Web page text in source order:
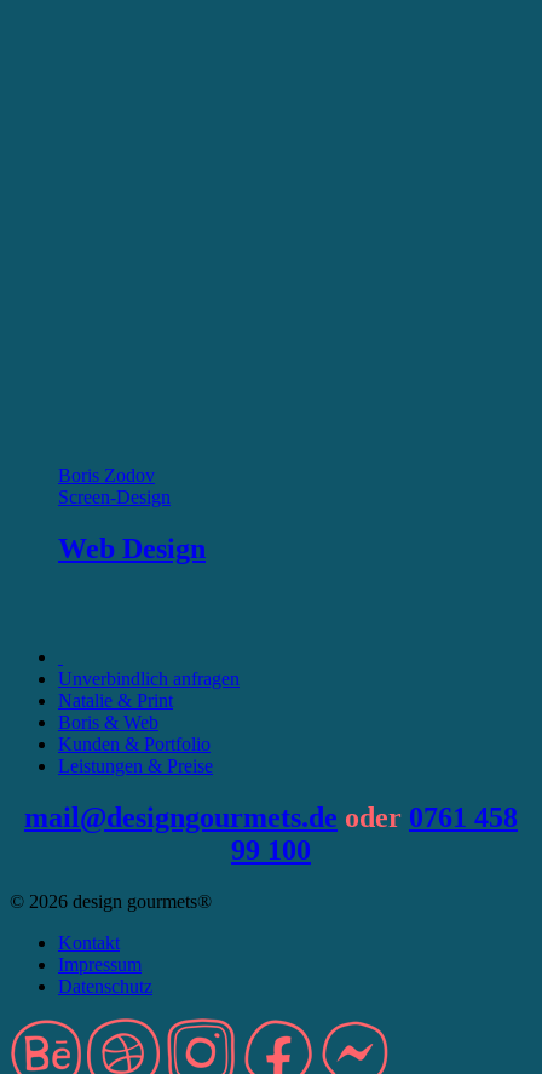
Boris Zodov
Screen-Design
Web Design
Unverbindlich anfragen
Natalie & Print
Boris & Web
Kunden & Portfolio
Leistungen & Preise
mail@designgourmets.de oder 0761 458
99 100
© 2026 design gourmets®
Kontakt
Impressum
Datenschutz